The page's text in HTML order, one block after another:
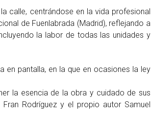
calle, centrándose en la vida profesional
de Fuenlabrada (Madrid), reflejando a
la labor de todas las unidades y
en pantalla, en la que en ocasiones la ley
la esencia de la obra y cuidado de sus
Rodríguez y el propio autor Samuel